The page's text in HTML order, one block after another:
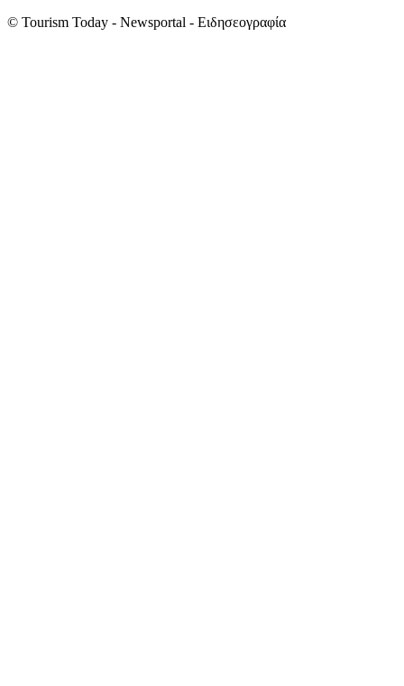
© Tourism Today - Newsportal - Ειδησεογραφία